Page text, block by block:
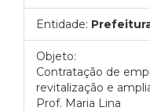
Entidade:
Objeto:
Contratação de
revitalização e
Prof. Maria Lina